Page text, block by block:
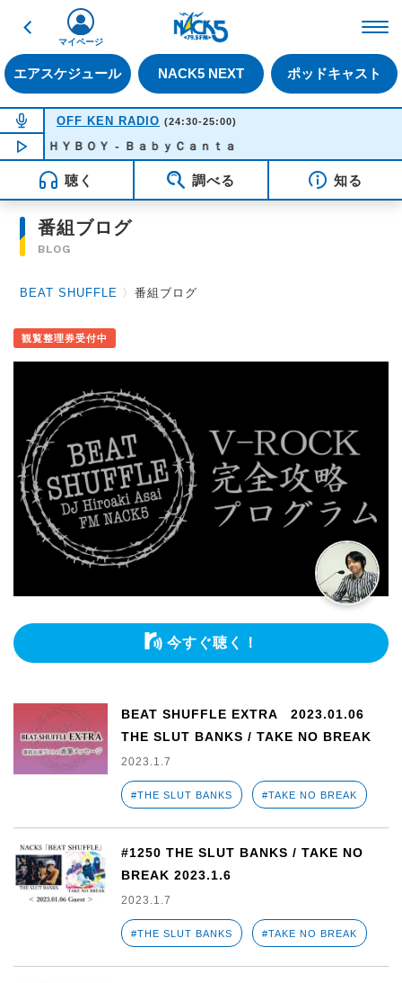
戻る
エアスケジュール NACK5 NEXT ポッドキャスト
マイページ
NOW ON AIR
OFF KEN RADIO (24:30-25:00)
NOW PLAYING 00:30
ＳＨＹＢＯＹ - ＢａｂｙＣａｎｔａ
聴く 調べる 知る
番組ブログ
BLOG
BEAT SHUFFLE 〉番組ブログ
観覧整理券受付中
今すぐ聴く！
BEAT SHUFFLE EXTRA 2023.01.06
THE SLUT BANKS / TAKE NO BREAK
2023.1.7
#THE SLUT BANKS #TAKE NO BREAK
#1250 THE SLUT BANKS / TAKE NO
BREAK 2023.1.6
2023.1.7
#THE SLUT BANKS #TAKE NO BREAK